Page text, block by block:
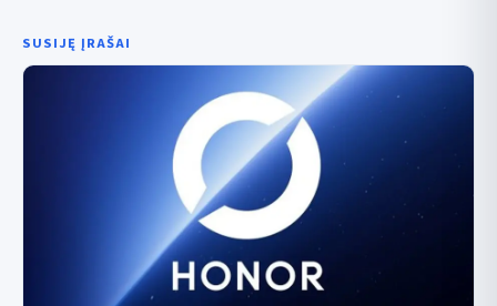
SUSIJĘ ĮRAŠAI